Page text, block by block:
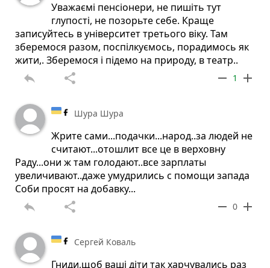
Уважаємі пенсіонери, не пишіть тут
глупості, не позорьте себе. Краще
записуйтесь в університет третього віку. Там
зберемося разом, поспілкуємось, порадимось як
жити,. Зберемося і підемо на природу, в театр..
reply share remove 1 add
Шура Шура
Жрите сами...подачки...народ..за людей не
считают...отошлит все це в верховну
Раду...они ж там голодают..все зарплаты
увеличивают..даже умудрились с помощи запада
Соби просят на добавку...
reply share remove 0 add
Сергей Коваль
Гниди,щоб ваші діти так харчувались раз